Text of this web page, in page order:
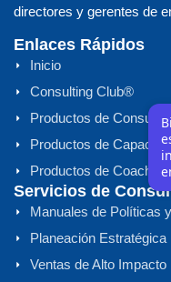
directores y gerentes de
Enlaces Rápidos
Inicio
Consulting Club®
Productos de
Productos de
Productos de
Servicios de
Manuales de Políticas
Planeación Estratégica
Ventas de Alto Impacto